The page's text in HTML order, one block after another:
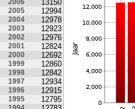
2006 13150
2005 12994
2004 12978
2003 12923
2002 12976
2001 12824
2000 12692
1999 12860
1998 12842
1997 12934
1996 12915
1995 12795